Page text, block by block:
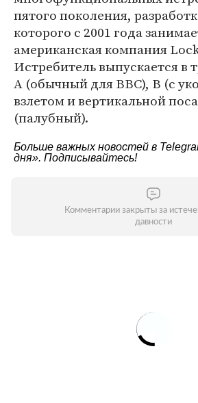
пятого поколения,
которого с 2001 года
американская компания
Истребитель выпускается в
A (обычный для ВВС), B (с
взлетом и вертикальной
(палубный).
Больше важных новостей в
дня». Подписывайтесь!
Комментарии закрыты за
давности